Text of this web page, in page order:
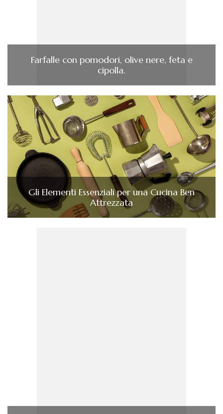
Farfalle con pomodori, olive nere, feta e
cipolla.
Gli Elementi Essenziali per una Cucina Ben
Attrezzata